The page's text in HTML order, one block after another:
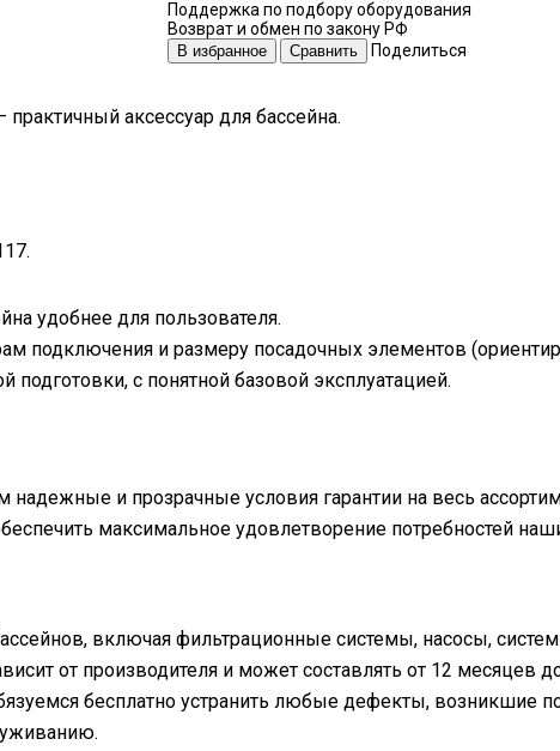
Поддержка по подбору оборудования
Возврат и обмен по закону РФ
В избранное Сравнить
Поделиться
практичный аксессуар для бассейна.
удобнее для пользователя.
подключения и размеру посадочных элементов
подготовки, с понятной базовой эксплуатацией.
надежные и прозрачные условия гарантии на весь
максимальное удовлетворение потребностей
включая фильтрационные системы, насосы,
от производителя и может составлять от 12 месяцев
бесплатно устранить любые дефекты, возникшие